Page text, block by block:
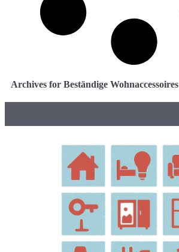
Archives for Beständige Wohnaccessoires